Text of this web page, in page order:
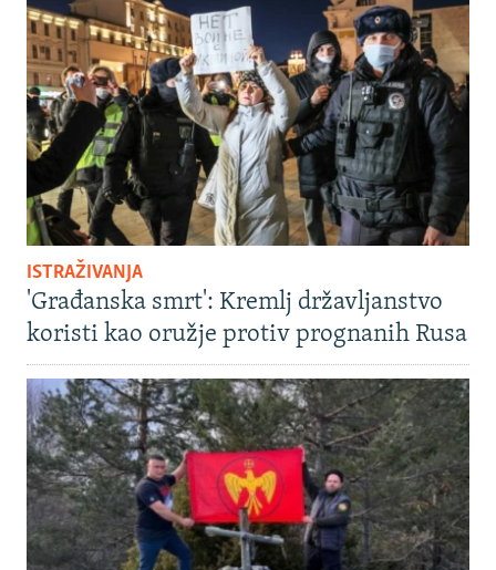
ISTRAŽIVANJA
'Građanska smrt': Kremlj državljanstvo
koristi kao oružje protiv prognanih Rusa